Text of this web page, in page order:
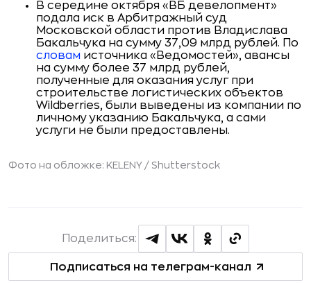
В середине октября «ВБ девелопмент»
подала иск в Арбитражный суд
Московской области против Владислава
Бакальчука на сумму 37,09 млрд рублей. По
словам источника «Ведомостей», авансы
на сумму более 37 млрд рублей,
полученные для оказания услуг при
строительстве логистических объектов
Wildberries, были выведены из компании по
личному указанию Бакальчука, а сами
услуги не были предоставлены.
Фото на обложке: KELENY / Shutterstock
Подписаться на телеграм-канал
Поделиться: